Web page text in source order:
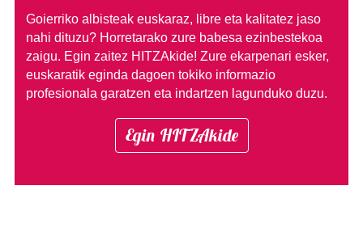
Goierriko albisteak euskaraz, libre eta kalitatez jaso
nahi dituzu? Horretarako zure babesa ezinbestekoa
zaigu. Egin zaitez HITZAkide! Zure ekarpenari esker,
euskaratik eginda dagoen tokiko informazio
profesionala garatzen eta indartzen lagunduko duzu.
Egin HITZAkide